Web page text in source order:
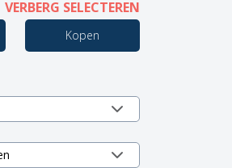
VERBERG SELECTEREN
Kopen